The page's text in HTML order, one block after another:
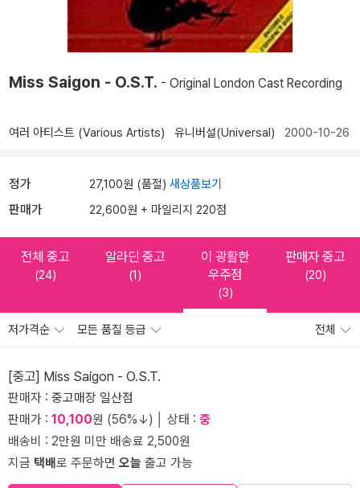
Miss Saigon - O.S.T. - Original London Cast Recording
여러 아티스트 (Various Artists) 유니버설(Universal) 2000-10-26
정가 27,100원 (품절) 새상품보기
판매가 22,600원 + 마일리지 220점
전체 중고
(24)
알라딘 중고
(1)
이 광활한
우주점
(3)
판매자 중고
(20)
저가격순 모든 품질 등급 전체
[중고] Miss Saigon - O.S.T.
판매자 : 중고매장 일산점
판매가 : 10,100원 (56%↓) │ 상태 : 중
배송비 : 2만원 미만 배송료 2,500원
지금 택배로 주문하면오늘 출고 가능